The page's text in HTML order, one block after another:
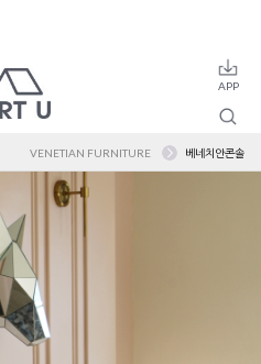
VENETIAN FURNITURE 베네치안콘솔